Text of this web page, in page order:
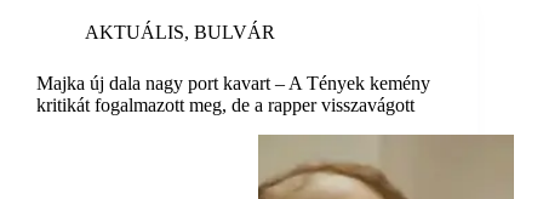
AKTUÁLIS, BULVÁR
Majka új dala nagy port kavart – A Tények kemény
kritikát fogalmazott meg, de a rapper visszavágott